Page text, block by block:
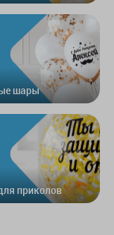
шары
приколов